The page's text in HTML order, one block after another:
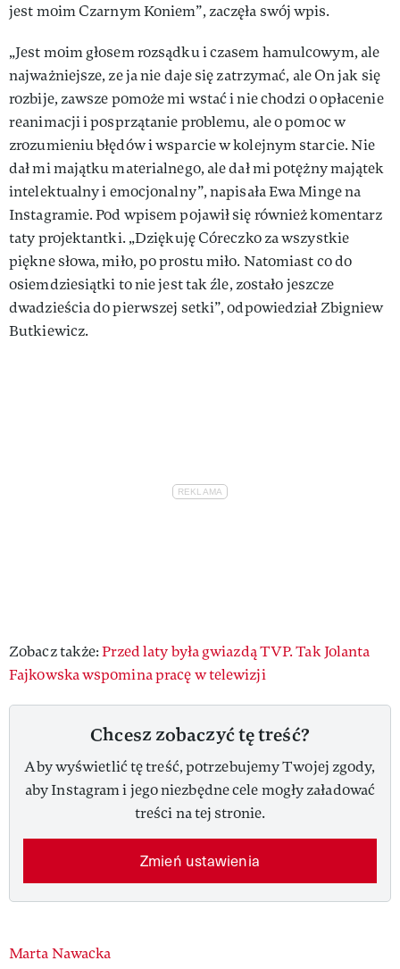
jest moim Czarnym Koniem”, zaczęła swój wpis.
„Jest moim głosem rozsądku i czasem hamulcowym, ale
najważniejsze, ze ja nie daje się zatrzymać, ale On jak się
rozbije, zawsze pomoże mi wstać i nie chodzi o opłacenie
reanimacji i posprzątanie problemu, ale o pomoc w
zrozumieniu błędów i wsparcie w kolejnym starcie. Nie
dał mi majątku materialnego, ale dał mi potężny majątek
intelektualny i emocjonalny”, napisała Ewa Minge na
Instagramie. Pod wpisem pojawił się również komentarz
taty projektantki. „Dziękuję Córeczko za wszystkie
piękne słowa, miło, po prostu miło. Natomiast co do
osiemdziesiątki to nie jest tak źle, zostało jeszcze
dwadzieścia do pierwszej setki”, odpowiedział Zbigniew
Butkiewicz.
Zobacz także:Przed laty była gwiazdą TVP. Tak Jolanta
Fajkowska wspomina pracę w telewizji
Chcesz zobaczyć tę treść?
Aby wyświetlić tę treść, potrzebujemy Twojej zgody,
aby Instagram i jego niezbędne cele mogły załadować
treści na tej stronie.
Zmień ustawienia
Authors
Marta Nawacka